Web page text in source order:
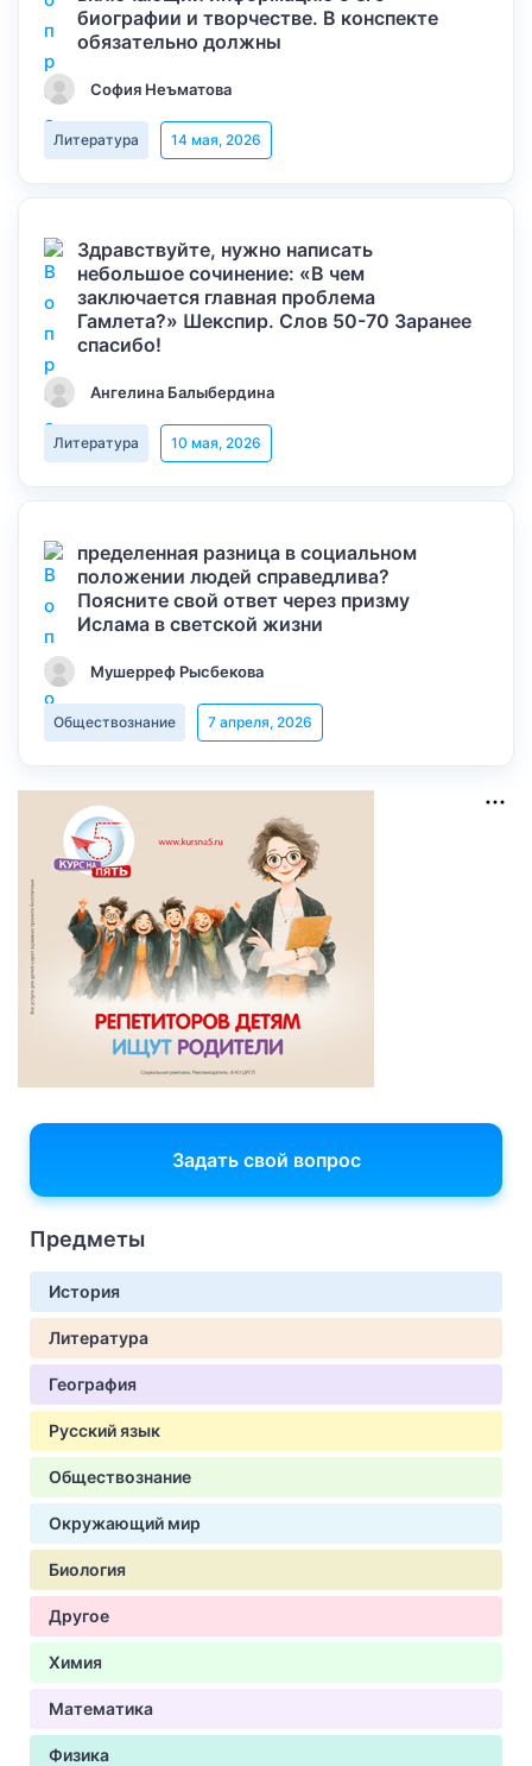
биографии и творчестве. В конспекте
обязательно должны
София Неъматова
Литература 14 мая, 2026
Здравствуйте, нужно написать
небольшое сочинение: «В чем
заключается главная проблема
Гамлета?» Шекспир. Слов 50-70 Заранее
спасибо!
Ангелина Балыбердина
Литература 10 мая, 2026
пределенная разница в социальном
положении людей справедлива?
Поясните свой ответ через призму
Ислама в светской жизни
Мушерреф Рысбекова
Обществознание 7 апреля, 2026
Задать свой вопрос
Предметы
История
Литература
География
Русский язык
Обществознание
Окружающий мир
Биология
Другое
Химия
Математика
Физика